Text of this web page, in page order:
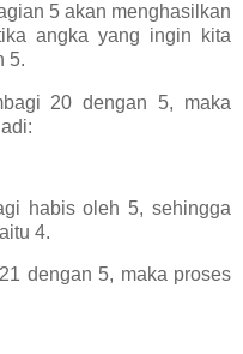
5 akan menghasilkan
angka yang ingin kita
5.
20 dengan 5, maka
habis oleh 5, sehingga
4.
dengan 5, maka proses